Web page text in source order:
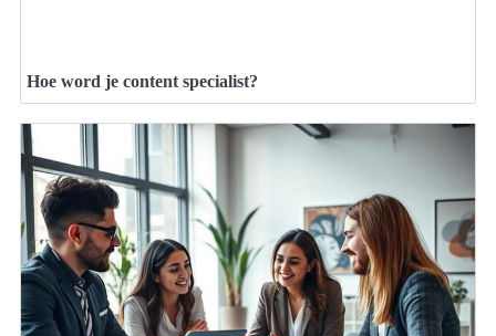
Hoe word je content specialist?